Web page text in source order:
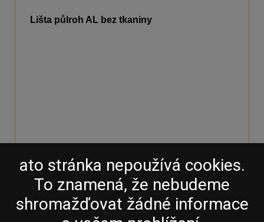
Lišta půlroh AL bez tkaniny
Hydroizolace, Tepelná izolace a izolační hmoty, Doplňky pro fasády a
vnitřní omítky, Sádrokartonový systém, Fasádní Omítky, Barvy a
ato stránka nepoužívá cookies.
To znamená, že nebudeme
shromažďovat žádné informace